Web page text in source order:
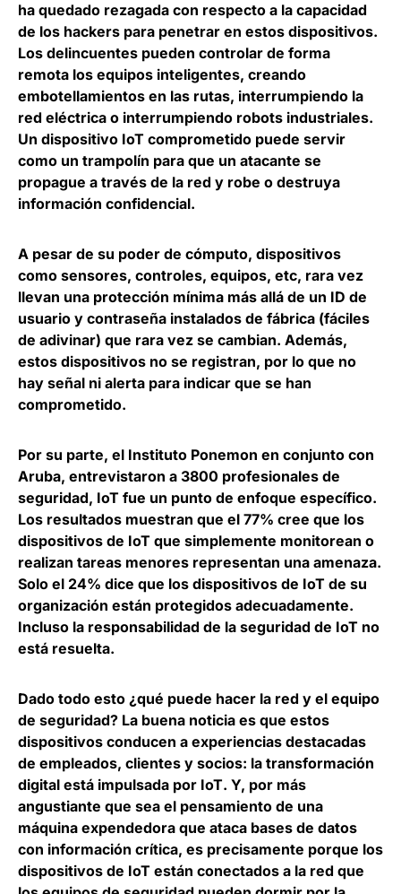
ha quedado rezagada con respecto a la capacidad
de los hackers para penetrar en estos dispositivos.
Los delincuentes pueden controlar de forma
remota los equipos inteligentes, creando
embotellamientos en las rutas, interrumpiendo la
red eléctrica o interrumpiendo robots industriales.
Un dispositivo IoT comprometido puede servir
como un trampolín para que un atacante se
propague a través de la red y robe o destruya
información confidencial.
A pesar de su poder de cómputo, dispositivos
como sensores, controles, equipos, etc, rara vez
llevan una protección mínima más allá de un ID de
usuario y contraseña instalados de fábrica (fáciles
de adivinar) que rara vez se cambian. Además,
estos dispositivos no se registran, por lo que no
hay señal ni alerta para indicar que se han
comprometido.
Por su parte, el Instituto Ponemon en conjunto con
Aruba, entrevistaron a 3800 profesionales de
seguridad, IoT fue un punto de enfoque específico.
Los resultados muestran que el 77% cree que los
dispositivos de IoT que simplemente monitorean o
realizan tareas menores representan una amenaza.
Solo el 24% dice que los dispositivos de IoT de su
organización están protegidos adecuadamente.
Incluso la responsabilidad de la seguridad de IoT no
está resuelta.
Dado todo esto ¿qué puede hacer la red y el equipo
de seguridad? La buena noticia es que estos
dispositivos conducen a experiencias destacadas
de empleados, clientes y socios: la transformación
digital está impulsada por IoT. Y, por más
angustiante que sea el pensamiento de una
máquina expendedora que ataca bases de datos
con información crítica, es precisamente porque los
dispositivos de IoT están conectados a la red que